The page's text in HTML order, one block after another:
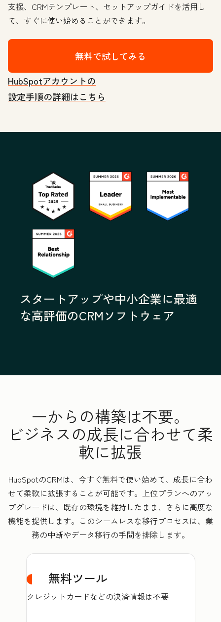
支援、CRMテンプレート、セットアップガイドを活用し
て、すぐに使い始めることができます。
無料で試してみる
HubSpotアカウントの
設定手順の詳細はこちら
スタートアップや中小企業に最適
な高評価のCRMソフトウェア
一からの構築は不要。
ビジネスの成長に合わせて柔
軟に拡張
HubSpotのCRMは、今すぐ無料で使い始めて、成長に合わ
せて柔軟に拡張することが可能です。上位プランへのアッ
プグレードは、既存の環境を維持したまま、さらに高度な
機能を提供します。このシームレスな移行プロセスは、業
務の中断やデータ移行の手間を排除します。
無料ツール
クレジットカードなどの決済情報は不要